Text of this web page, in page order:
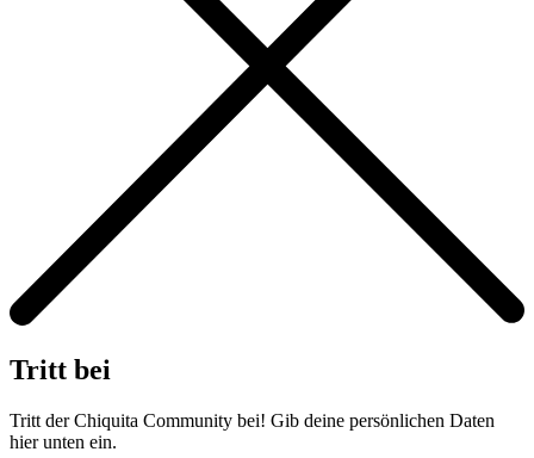
Tritt bei
Tritt der Chiquita Community bei! Gib deine persönlichen Daten
hier unten ein.